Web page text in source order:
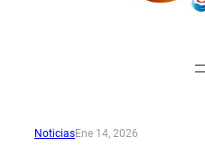
NoticiasEne 14, 2026